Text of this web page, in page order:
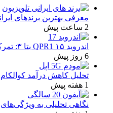
معرفی بهترین برندهای
2 ساعت پیش
اندروید ۱۵ QPR1 بتا ۳: تمرکز انحصاری بر پایداری و رفع اشکالات
6 روز پیش
تحلیل کاهش درآمد
1 هفته پیش
نگاهی تحلیلی به